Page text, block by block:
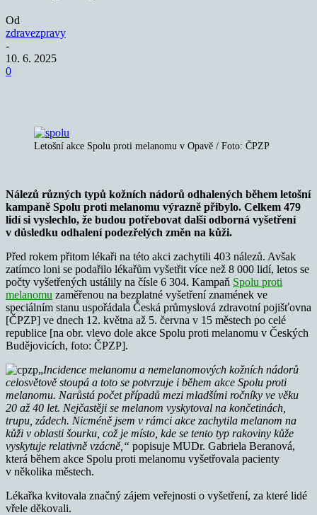
Od
zdravezpravy
-
10. 6. 2025
0
Letošní akce Spolu proti melanomu v Opavě / Foto: ČPZP
Nálezů různých typů kožních nádorů odhalených během letošní
kampaně Spolu proti melanomu výrazně přibylo. Celkem 479
lidí si vyslechlo, že budou potřebovat další odborná vyšetření
v důsledku odhalení podezřelých změn na kůži.
Před rokem přitom lékaři na této akci zachytili 403 nálezů. Avšak
zatímco loni se podařilo lékařům vyšetřit více než 8 000 lidí, letos se
počty vyšetřených ustálily na čísle 6 304. Kampaň Spolu proti
melanomu zaměřenou na bezplatné vyšetření znamének ve
speciálním stanu uspořádala Česká průmyslová zdravotní pojišťovna
[ČPZP] ve dnech 12. května až 5. června v 15 městech po celé
republice [na obr. vlevo dole akce Spolu proti melanomu v Českých
Budějovicích, foto: ČPZP].
„Incidence melanomu a nemelanomových kožních nádorů
celosvětově stoupá a toto se potvrzuje i během akce Spolu proti
melanomu. Narůstá počet případů mezi mladšími ročníky ve věku
20 až 40 let. Nejčastěji se melanom vyskytoval na končetinách,
trupu, zádech. Nicméně jsem v rámci akce zachytila melanom na
kůži v oblasti šourku, což je místo, kde se tento typ rakoviny kůže
vyskytuje relativně vzácně,“ popisuje MUDr. Gabriela Beranová,
která během akce Spolu proti melanomu vyšetřovala pacienty
v několika městech.
Lékařka kvitovala značný zájem veřejnosti o vyšetření, za které lidé
vřele děkovali.